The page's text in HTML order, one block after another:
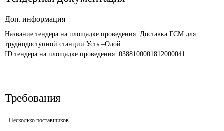
Доп. информация
Название тендера на площадке проведения: Доставка ГСМ для
труднодоступной станции Усть –Олой
ID тендера на площадке проведения: 0388100001812000041
Требования
Несколько поставщиков